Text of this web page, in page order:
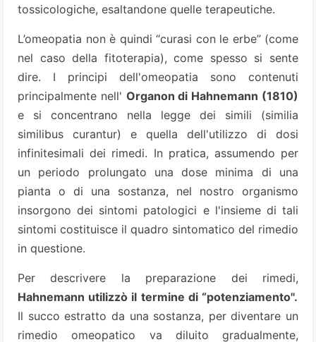
tossicologiche, esaltandone quelle terapeutiche.
L’omeopatia non è quindi “curasi con le erbe” (come
nel caso della fitoterapia), come spesso si sente
dire. I principi dell'omeopatia sono contenuti
principalmente nell' Organon di Hahnemann (1810)
e si concentrano nella legge dei simili (similia
similibus curantur) e quella dell'utilizzo di dosi
infinitesimali dei rimedi. In pratica, assumendo per
un periodo prolungato una dose minima di una
pianta o di una sostanza, nel nostro organismo
insorgono dei sintomi patologici e l'insieme di tali
sintomi costituisce il quadro sintomatico del rimedio
in questione.
Per descrivere la preparazione dei rimedi,
Hahnemann utilizzò il termine di “potenziamento".
Il succo estratto da una sostanza, per diventare un
rimedio omeopatico va diluito gradualmente,